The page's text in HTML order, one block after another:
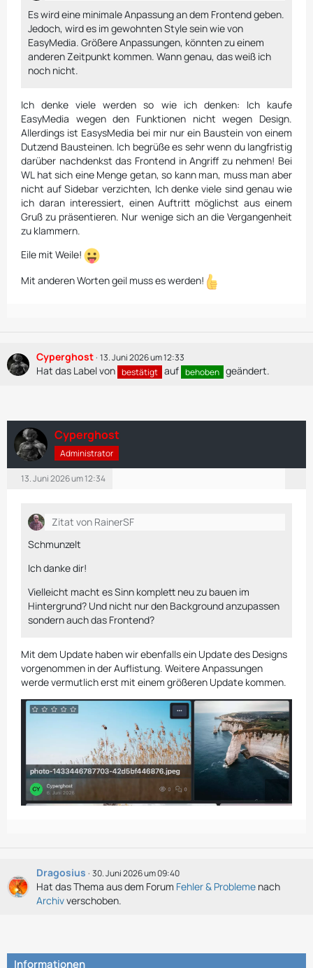
Es wird eine minimale Anpassung an dem Frontend geben.
Jedoch, wird es im gewohnten Style sein wie von
EasyMedia. Größere Anpassungen, könnten zu einem
anderen Zeitpunkt kommen. Wann genau, das weiß ich
noch nicht.
Ich denke viele werden so wie ich denken: Ich kaufe
EasyMedia wegen den Funktionen nicht wegen Design.
Allerdings ist EasysMedia bei mir nur ein Baustein von einem
Dutzend Bausteinen. Ich begrüße es sehr wenn du langfristig
darüber nachdenkst das Frontend in Angriff zu nehmen! Bei
WL hat sich eine Menge getan, so kann man, muss man aber
nicht auf Sidebar verzichten, Ich denke viele sind genau wie
ich daran interessiert, einen Auftritt möglichst aus einem
Gruß zu präsentieren. Nur wenige sich an die Vergangenheit
zu klammern.
Eile mit Weile!
Mit anderen Worten geil muss es werden!
Cyperghost 13. Juni 2026 um 12:33
Hat das Label von bestätigt auf behoben geändert.
Cyperghost
Administrator
13. Juni 2026 um 12:34
Zitat von RainerSF
Schmunzelt
Ich danke dir!
Vielleicht macht es Sinn komplett neu zu bauen im
Hintergrund? Und nicht nur den Background anzupassen
sondern auch das Frontend?
Mit dem Update haben wir ebenfalls ein Update des Designs
vorgenommen in der Auflistung. Weitere Anpassungen
werde vermutlich erst mit einem größeren Update kommen.
Dragosius 30. Juni 2026 um 09:40
Hat das Thema aus dem Forum Fehler & Probleme nach
Archivverschoben.
Informationen